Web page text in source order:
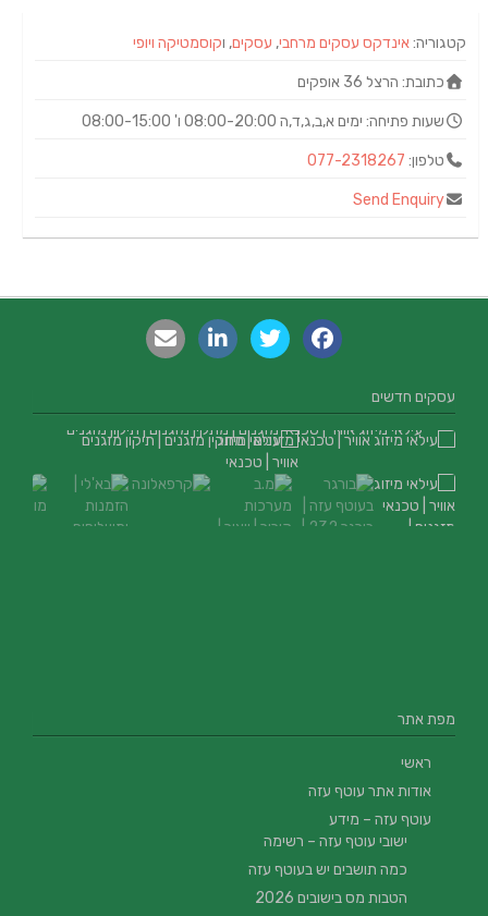
קטגוריה:אינדקס עסקים מרחבי, עסקים, וקוסמטיקה ויופי
כתובת: הרצל 36 אופקים‏
שעות פתיחה: ימים א,ב,ג,ד,ה 08:00-20:00 ו' 08:00-15:00
טלפון: 077-2318267
Send Enquiry
עסקים חדשים
עילאי מיזוג אוויר | טכנאי מזגנים | מתקין מזגנים | תיקון מזגנים
מפת אתר
ראשי
אודות אתר עוטף עזה
עוטף עזה – מידע
ישובי עוטף עזה – רשימה
כמה תושבים יש בעוטף עזה
הטבות מס בישובים 2026